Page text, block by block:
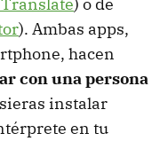
). Ambas apps,
hacen
con una persona
instalar
en tu